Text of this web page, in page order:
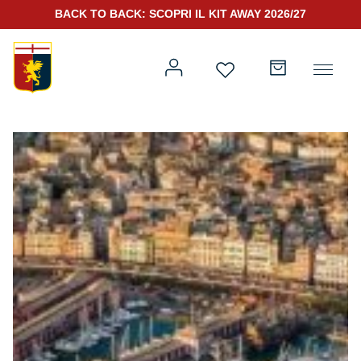
Prima squadra
Prima squadra
Genoa for Special
Kit Gara 2026/27
Training
Rappresentanza
Kit Gara 25/26
BACK TO BACK: SCOPRI IL KIT AWAY 2026/27